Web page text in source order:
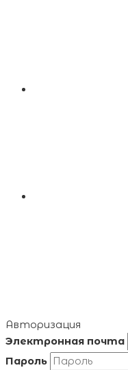
Авторизация
Электронная почта
Пароль